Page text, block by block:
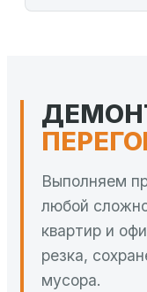
Выполняем
любой
квартир и
резка,
мусора.